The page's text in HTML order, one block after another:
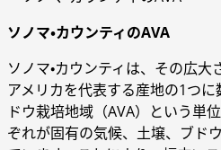
ソノマ・カウンティのAVA
ソノマ・カウンティは、その広大
アメリカを代表する産地の1つ
ドウ栽培地域（AVA）という単
ぞれが固有の気候、土壌、ブド